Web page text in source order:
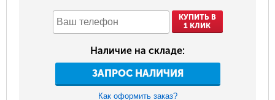
КУПИТЬ В
1 КЛИК
Наличие на складе:
ЗАПРОС НАЛИЧИЯ
Как оформить заказ?